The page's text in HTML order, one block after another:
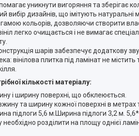
уникнути вигоряння та зберігає
вибір дизайнів, що імітують
гамою кольорів, дозволяючи створити
легко очищається і не вимагає
шарів забезпечує додаткову
вінілова плитка під ламінат не
кількості матеріалу:
і ширину поверхні, що обклеюється.
та ширину кожної поверхні в метрах
підлоги 5,6 м.Ширина підлоги 3,2 м.
розділити на площу однієї